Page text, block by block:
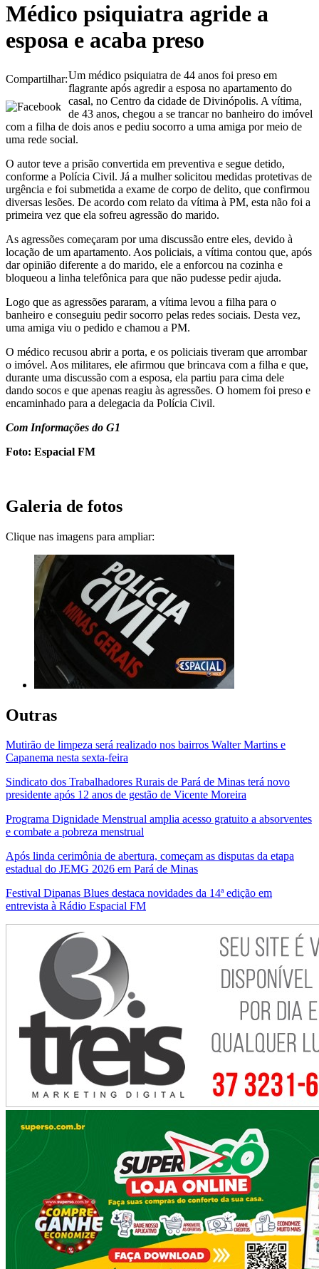
Médico psiquiatra agride a
esposa e acaba preso
Compartilhar:Um médico psiquiatra de 44 anos foi preso em
flagrante após agredir a esposa no apartamento do
casal, no Centro da cidade de Divinópolis. A vítima,
de 43 anos, chegou a se trancar no banheiro do imóvel
com a filha de dois anos e pediu socorro a uma amiga por meio de
uma rede social.
O autor teve a prisão convertida em preventiva e segue detido,
conforme a Polícia Civil. Já a mulher solicitou medidas protetivas de
urgência e foi submetida a exame de corpo de delito, que confirmou
diversas lesões. De acordo com relato da vítima à PM, esta não foi a
primeira vez que ela sofreu agressão do marido.
As agressões começaram por uma discussão entre eles, devido à
locação de um apartamento. Aos policiais, a vítima contou que, após
dar opinião diferente a do marido, ele a enforcou na cozinha e
bloqueou a linha telefônica para que não pudesse pedir ajuda.
Logo que as agressões pararam, a vítima levou a filha para o
banheiro e conseguiu pedir socorro pelas redes sociais. Desta vez,
uma amiga viu o pedido e chamou a PM.
O médico recusou abrir a porta, e os policiais tiveram que arrombar
o imóvel. Aos militares, ele afirmou que brincava com a filha e que,
durante uma discussão com a esposa, ela partiu para cima dele
dando socos e que apenas reagiu às agressões. O homem foi preso e
encaminhado para a delegacia da Polícia Civil.
Com Informações do G1
Foto: Espacial FM
Galeria de fotos
Clique nas imagens para ampliar:
Outras
Mutirão de limpeza será realizado nos bairros Walter Martins e
Capanema nesta sexta-feira
Sindicato dos Trabalhadores Rurais de Pará de Minas terá novo
presidente após 12 anos de gestão de Vicente Moreira
Programa Dignidade Menstrual amplia acesso gratuito a absorventes
e combate a pobreza menstrual
Após linda cerimônia de abertura, começam as disputas da etapa
estadual do JEMG 2026 em Pará de Minas
Festival Dipanas Blues destaca novidades da 14ª edição em
entrevista à Rádio Espacial FM